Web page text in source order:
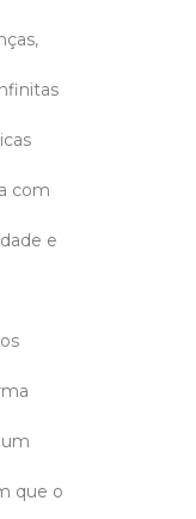
com
e
que o